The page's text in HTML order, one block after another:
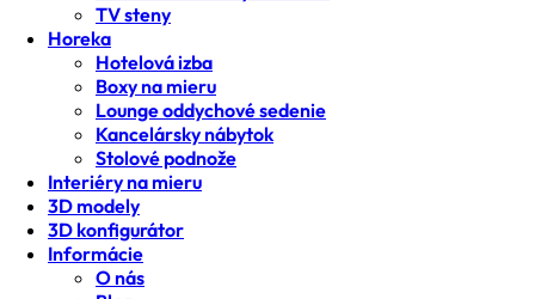
TV steny
Horeka
Hotelová izba
Boxy na mieru
Lounge oddychové sedenie
Kancelársky nábytok
Stolové podnože
Interiéry na mieru
3D modely
3D konfigurátor
Informácie
O nás